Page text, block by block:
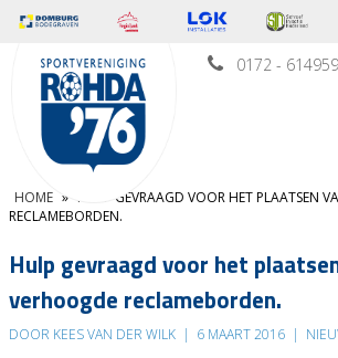
0172 - 614959
HOME » HULP GEVRAAGD VOOR HET PLAATSEN
RECLAMEBORDEN.
Hulp gevraagd voor het
verhoogde reclameborden.
DOOR KEES VAN DER WILK | 6 MAART 2016 |